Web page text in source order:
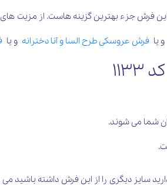
فرش جزء بهترین گزینه هاست. از مزیت
و یا فرش عروسکی طرح السا و آنا دخترانه و یا
شما می شوند.
چنان چه قصد دارید سایز دیگری را از این فرش